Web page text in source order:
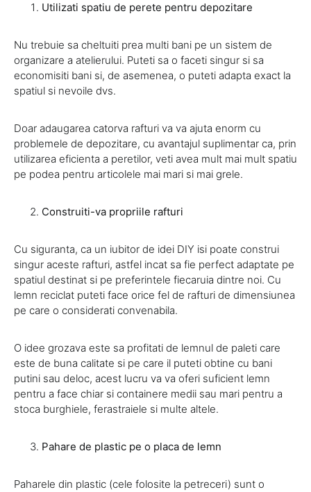
Utilizati spatiu de perete pentru depozitare
Nu trebuie sa cheltuiti prea multi bani pe un sistem de
organizare a atelierului. Puteti sa o faceti singur si sa
economisiti bani si, de asemenea, o puteti adapta exact la
spatiul si nevoile dvs.
Doar adaugarea catorva rafturi va va ajuta enorm cu
problemele de depozitare, cu avantajul suplimentar ca, prin
utilizarea eficienta a peretilor, veti avea mult mai mult spatiu
pe podea pentru articolele mai mari si mai grele.
Construiti-va propriile rafturi
Cu siguranta, ca un iubitor de idei DIY isi poate construi
singur aceste rafturi, astfel incat sa fie perfect adaptate pe
spatiul destinat si pe preferintele fiecaruia dintre noi. Cu
lemn reciclat puteti face orice fel de rafturi de dimensiunea
pe care o considerati convenabila.
O idee grozava este sa profitati de lemnul de paleti care
este de buna calitate si pe care il puteti obtine cu bani
putini sau deloc, acest lucru va va oferi suficient lemn
pentru a face chiar si containere medii sau mari pentru a
stoca burghiele, ferastraiele si multe altele.
Pahare de plastic pe o placa de lemn
Paharele din plastic (cele folosite la petreceri) sunt o